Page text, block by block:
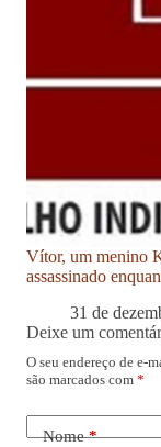
Vítor, um menino
assassinado
31 de
Deixe um
O seu endereço de e-
são marcados com *
Nome*